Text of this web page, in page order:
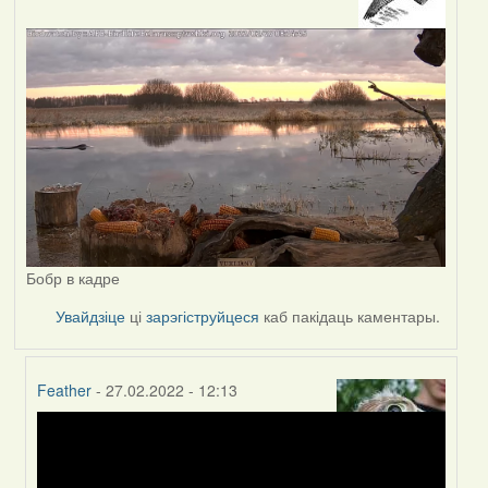
Бобр в кадре
Увайдзіце цізарэгіструйцеся каб пакідаць каментары.
Feather - 27.02.2022 - 12:13